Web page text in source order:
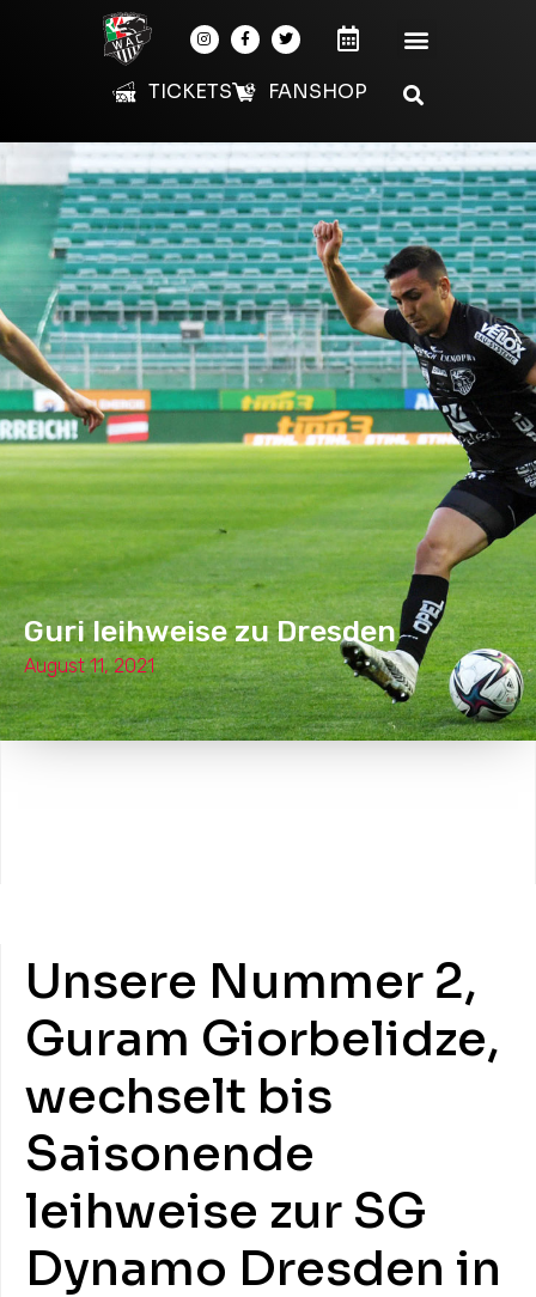
TICKETS FANSHOP
Guri leihweise zu Dresden
August 11, 2021
Unsere Nummer 2,
Guram Giorbelidze,
wechselt bis
Saisonende
leihweise zur SG
Dynamo Dresden in